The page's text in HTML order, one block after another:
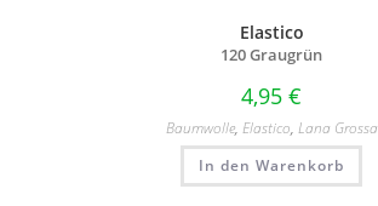
Elastico
120 Graugrün
4,95 €
Baumwolle, Elastico, Lana Grossa
In den Warenkorb